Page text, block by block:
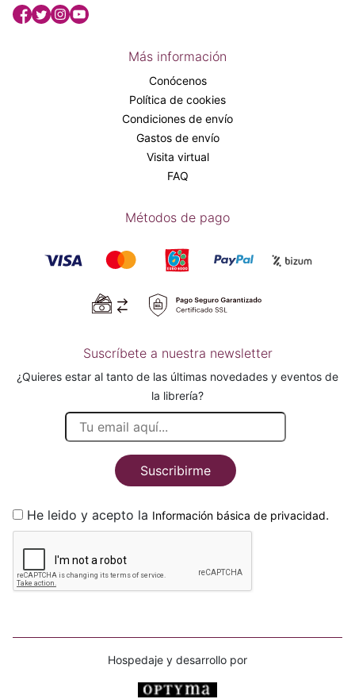
Más información
Conócenos
Política de cookies
Condiciones de envío
Gastos de envío
Visita virtual
FAQ
Métodos de pago
Suscríbete a nuestra newsletter
¿Quieres estar al tanto de las últimas novedades y eventos de
la librería?
Suscribirme
He leido y acepto la Información básica de privacidad.
Hospedaje y desarrollo por